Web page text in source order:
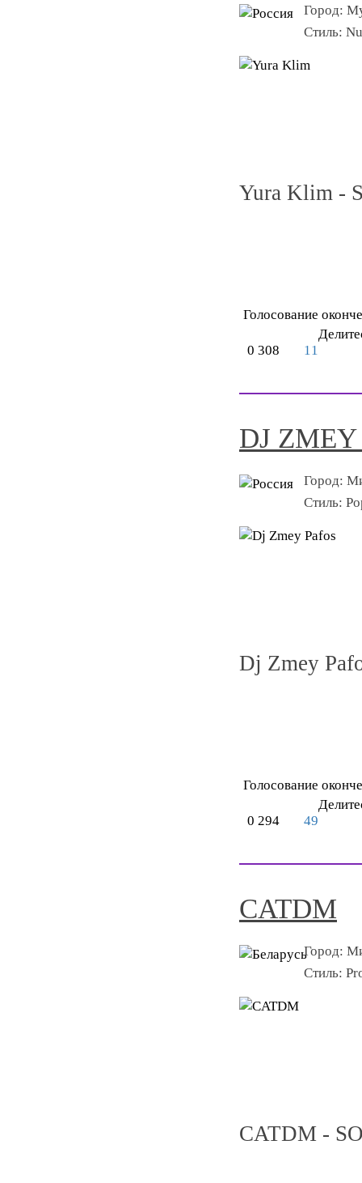
Город:
Стиль:
Yura Klim -
Голосование
11
0 308
DJ ZMEY
Город:
Стиль:
Dj Zmey
Голосование
49
0 294
CATDM
Город:
Стиль:
CATDM -